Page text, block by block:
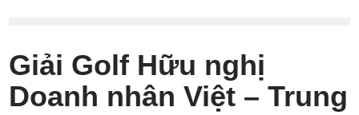
Giải Golf Hữu nghị
Doanh nhân Việt – Trung